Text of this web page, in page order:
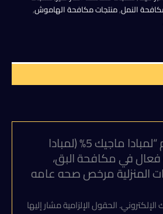
النمل,منتجات مكافحة الهاموش,
كن أول من يقيم “لمبادا ماجيك 5% (لمبادا
5% ) فعال في مكافحة البق،
المنزلية مرخص صحه عامه
الإلكتروني.الحقول الإلزامية مشار إليها